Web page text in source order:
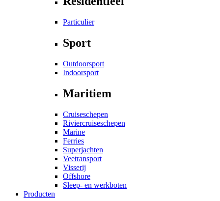
Particulier
Sport
Outdoorsport
Indoorsport
Maritiem
Cruiseschepen
Riviercruiseschepen
Marine
Ferries
Superjachten
Veetransport
Visserij
Offshore
Sleep- en werkboten
Producten